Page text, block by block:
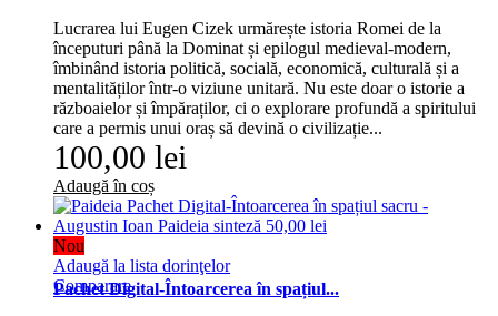
Lucrarea lui Eugen Cizek urmărește istoria Romei de la
începuturi până la Dominat și epilogul medieval-modern,
îmbinând istoria politică, socială, economică, culturală și a
mentalităților într-o viziune unitară. Nu este doar o istorie a
războaielor și împăraților, ci o explorare profundă a spiritului
care a permis unui oraș să devină o civilizație...
100,00 lei
Adaugă în coș
Nou
Adaugă la lista dorinţelor
Comparare
Pachet Digital-Întoarcerea în spațiul...